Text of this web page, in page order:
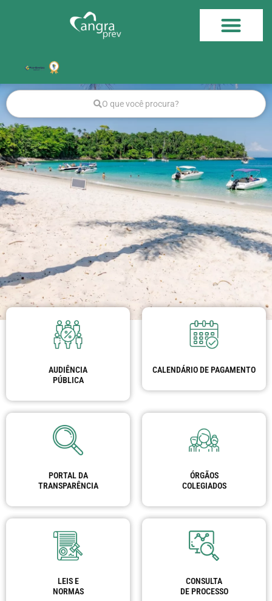
O que você procura?
AUDIÊNCIA
PÚBLICA
CALENDÁRIO DE PAGAMENTO
PORTAL DA
TRANSPARÊNCIA
ÓRGÃOS
COLEGIADOS
LEIS E
NORMAS
CONSULTA
DE PROCESSO